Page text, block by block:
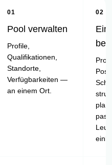
01
Pool verwalten
Profile,
Qualifikationen,
Standorte,
Verfügbarkeiten —
an einem Ort.
02